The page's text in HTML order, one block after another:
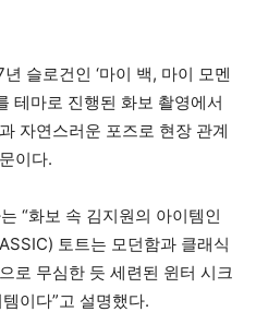
슬로건인 ‘마이 백, 마이 모멘
테마로 진행된 화보 촬영에서
자연스러운 포즈로 현장 관계
이다.
“화보 속 김지원의 아이템인
토트는 모던함과 클래식
로 무심한 듯 세련된 윈터 시크
이다”고 설명했다.